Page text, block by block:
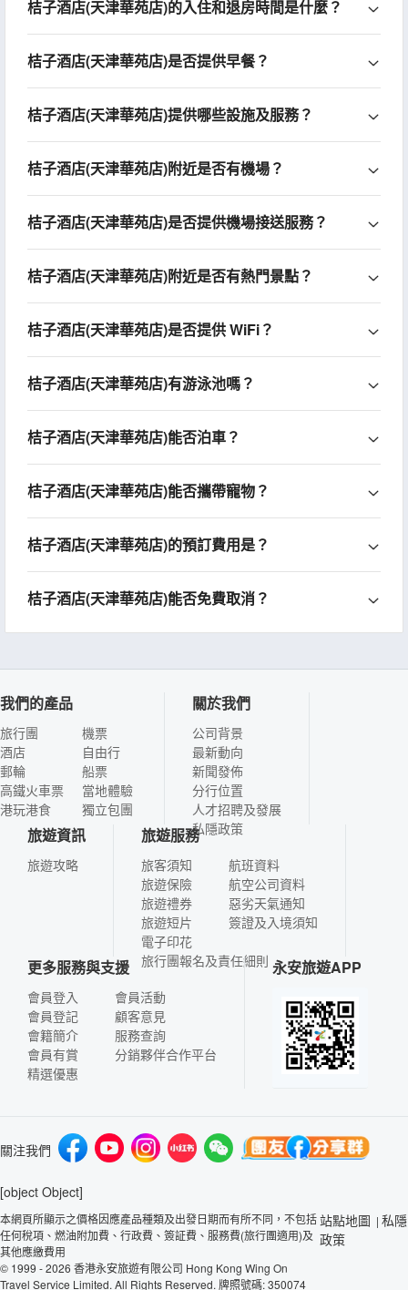
桔子酒店(天津華苑店)的入住和退房時間是什麼？
桔子酒店(天津華苑店)是否提供早餐？
桔子酒店(天津華苑店)提供哪些設施及服務？
桔子酒店(天津華苑店)附近是否有機場？
桔子酒店(天津華苑店)是否提供機場接送服務？
桔子酒店(天津華苑店)附近是否有熱門景點？
桔子酒店(天津華苑店)是否提供 WiFi？
桔子酒店(天津華苑店)有游泳池嗎？
桔子酒店(天津華苑店)能否泊車？
桔子酒店(天津華苑店)能否攜帶寵物？
桔子酒店(天津華苑店)的預訂費用是？
桔子酒店(天津華苑店)能否免費取消？
我們的產品
旅行團
酒店
郵輪
高鐵火車票
港玩港食
機票
自由行
船票
當地體驗
獨立包團
關於我們
公司背景
最新動向
新聞發佈
分行位置
人才招聘及發展
私隱政策
旅遊資訊
旅遊攻略
旅遊服務
旅客須知
旅遊保險
旅遊禮券
旅遊短片
電子印花
航班資料
航空公司資料
惡劣天氣通知
簽證及入境須知
旅行團報名及責任細則
更多服務與支援
會員登入
會員登記
會籍簡介
會員有賞
精選優惠
會員活動
顧客意見
服務查詢
分銷夥伴合作平台
永安旅遊APP
關注我們
[object Object]
本網頁所顯示之價格因應產品種類及出發日期而有所不同，不包括
任何稅項、燃油附加費、行政費、簽証費、服務費(旅行團適用)及
其他應繳費用
© 1999 - 2026 香港永安旅遊有限公司 Hong Kong Wing On
Travel Service Limited. All Rights Reserved. 牌照號碼: 350074
站點地圖 | 私隱
政策